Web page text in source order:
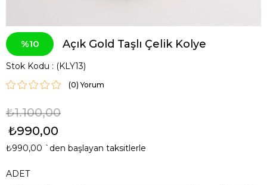
10 Açık Gold Taşlı Çelik Kolye
Stok Kodu (KLY13)
(0)
₺1.100,00
₺990,00
₺990,00 `den başlayan taksitlerle
ADET